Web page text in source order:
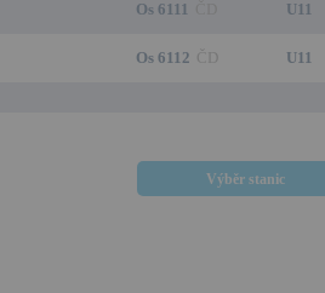
Os 6111 U11
Os 6112 ČD U11
Výběr stanic